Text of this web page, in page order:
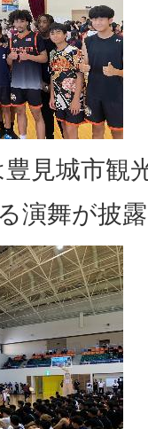
見城市観
演舞が披